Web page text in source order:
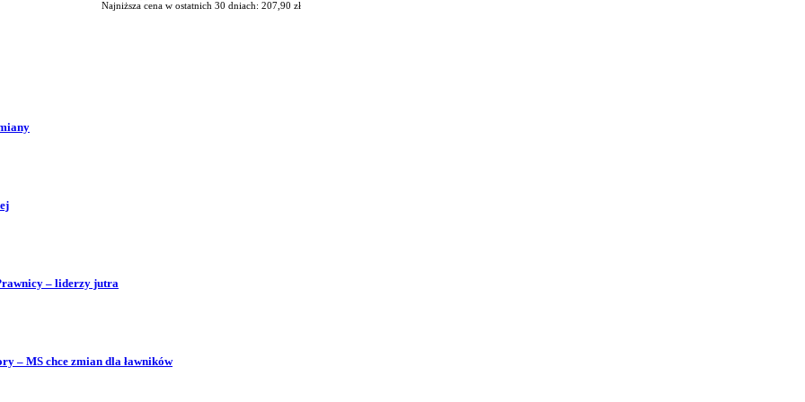
Najniższa cena w ostatnich 30 dniach: 207,90 zł
– liderzy jutra
– MS chce zmian dla ławników